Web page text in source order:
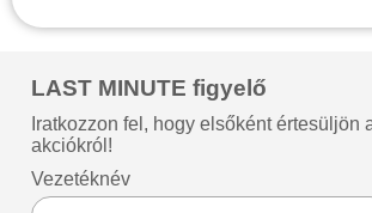
LAST MINUTE figyelő
Iratkozzon fel, hogy elsőként értesüljön
akciókról!
Vezetéknév